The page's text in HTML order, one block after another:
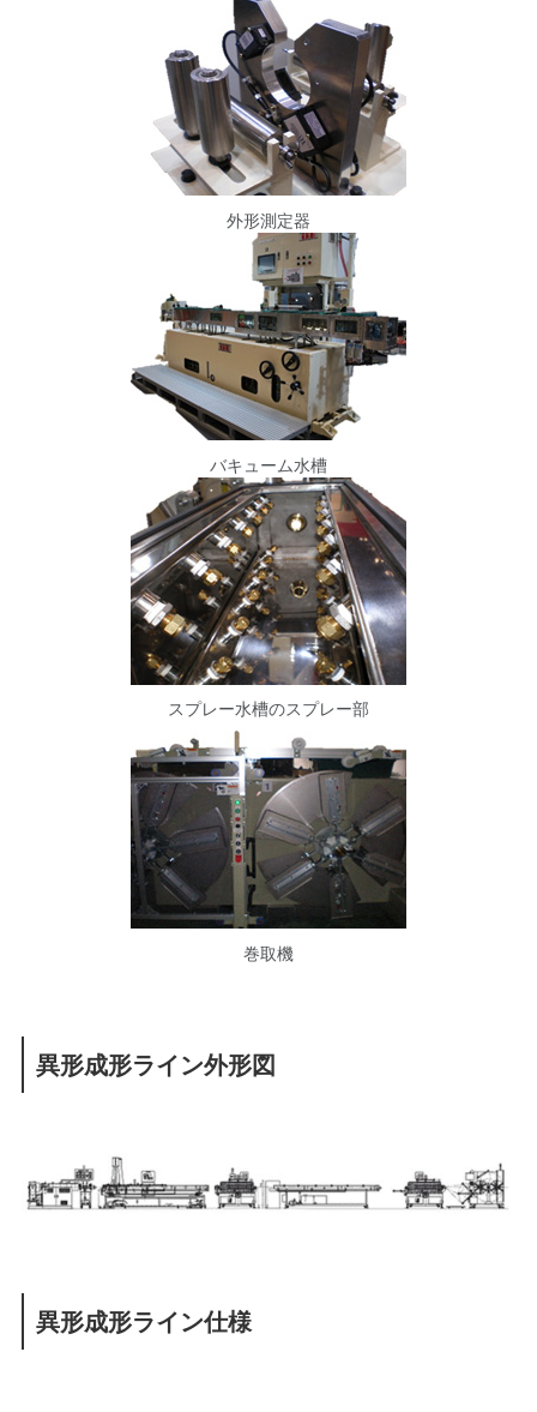
外形測定器
バキューム水槽
スプレー水槽のスプレー部
巻取機
異形成形ライン外形図
異形成形ライン仕様